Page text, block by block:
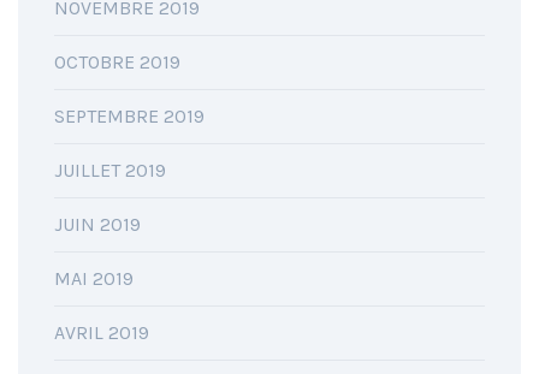
NOVEMBRE 2019
OCTOBRE 2019
SEPTEMBRE 2019
JUILLET 2019
JUIN 2019
MAI 2019
AVRIL 2019